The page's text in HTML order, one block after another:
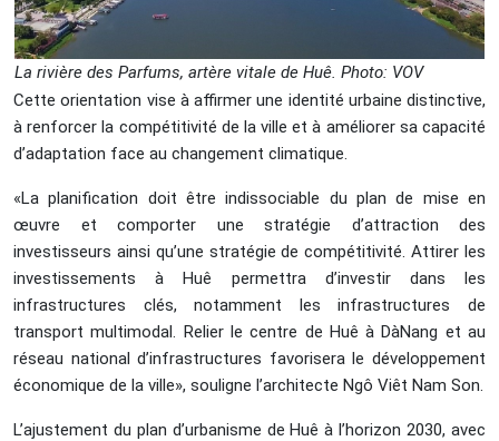
La rivière des Parfums, artère vitale de Huê. Photo: VOV
Cette orientation vise à affirmer une identité urbaine distinctive,
à renforcer la compétitivité de la ville et à améliorer sa capacité
d’adaptation face au changement climatique.
«La planification doit être indissociable du plan de mise en
œuvre et comporter une stratégie d’attraction des
investisseurs ainsi qu’une stratégie de compétitivité. Attirer les
investissements à Huê permettra d’investir dans les
infrastructures clés, notamment les infrastructures de
transport multimodal. Relier le centre de Huê à DàNang et au
réseau national d’infrastructures favorisera le développement
économique de la ville», souligne l’architecte Ngô Viêt Nam Son.
L’ajustement du plan d’urbanisme de Huê à l’horizon 2030, avec